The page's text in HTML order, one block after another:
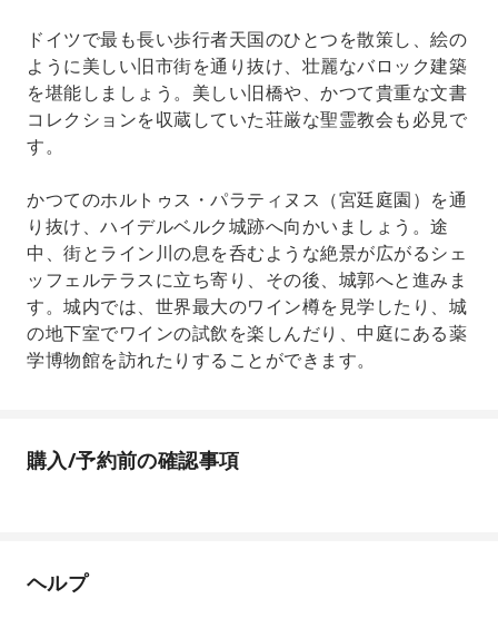
ドイツで最も長い歩行者天国のひとつを散策し、絵の
ように美しい旧市街を通り抜け、壮麗なバロック建築
を堪能しましょう。美しい旧橋や、かつて貴重な文書
コレクションを収蔵していた荘厳な聖霊教会も必見で
す。
かつてのホルトゥス・パラティヌス（宮廷庭園）を通
り抜け、ハイデルベルク城跡へ向かいましょう。途
中、街とライン川の息を呑むような絶景が広がるシェ
ッフェルテラスに立ち寄り、その後、城郭へと進みま
す。城内では、世界最大のワイン樽を見学したり、城
の地下​​室でワインの試飲を楽しんだり、中庭にある薬
学博物館を訪れたりすることができます。
購入/予約前の確認事項
ヘルプ